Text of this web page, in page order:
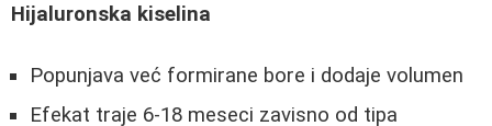
Hijaluronska kiselina
Popunjava već formirane bore i dodaje volumen
Efekat traje 6-18 meseci zavisno od tipa